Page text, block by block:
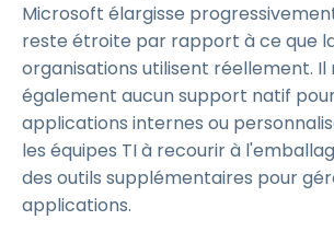
Microsoft élargisse
reste étroite par rapport à ce que
organisations utilisent réellement. Il
également aucun support natif
applications internes ou
les équipes TI à recourir à
des outils supplémentaires pour
applications.